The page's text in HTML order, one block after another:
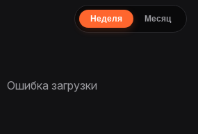
Неделя Месяц
Ошибка загрузки